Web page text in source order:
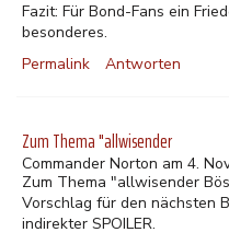
Fazit: Für Bond-Fans ein
besonderes.
Permalink
Antworten
Zum Thema "allwisender
Commander Norton am 4.
Zum Thema "allwisender
Vorschlag für den nächsten
indirekter SPOILER.